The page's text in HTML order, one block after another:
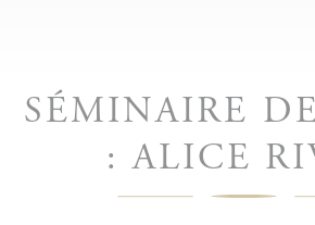
SÉMINAIRE
: ALICE